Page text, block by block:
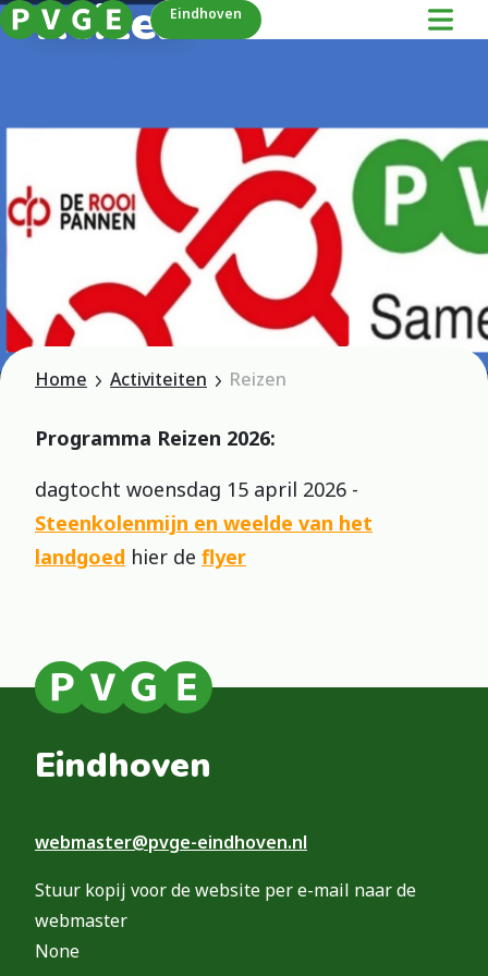
Eindhoven
Reizen
Home Activiteiten Reizen
Programma Reizen 2026:
dagtocht woensdag 15 april 2026 -
Steenkolenmijn en weelde van het
landgoed hier de flyer
Eindhoven
webmaster@pvge-eindhoven.nl
Stuur kopij voor de website per e-mail naar de
webmaster
None